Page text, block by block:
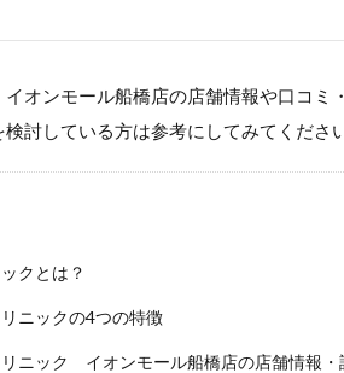
オンモール船橋店の店舗情報や口コミ
討している方は参考にしてみてくださ
クとは？
ニックの4つの特徴
ニック イオンモール船橋店の店舗情報